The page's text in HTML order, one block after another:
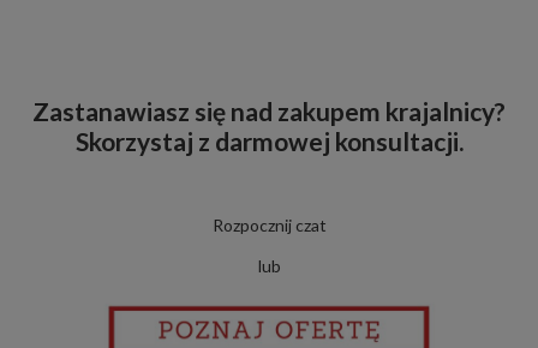
Zastanawiasz się nad zakupem krajalnicy?
Skorzystaj z darmowej konsultacji.
Rozpocznij czat
lub